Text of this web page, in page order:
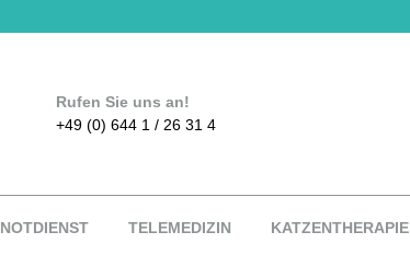
Rufen Sie uns an!
+49 (0) 644 1 / 26 31 4
NOTDIENST TELEMEDIZIN KATZENTHERAPIE